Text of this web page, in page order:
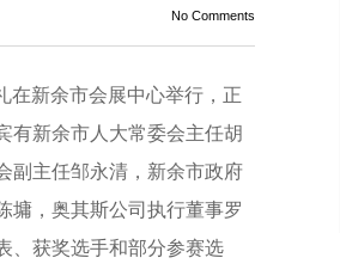
No Comments
在新余市会展中心举行，正
有新余市人大常委会主任胡
副主任邹永清，新余市政府
墉，奥其斯公司执行董事罗
、获奖选手和部分参赛选